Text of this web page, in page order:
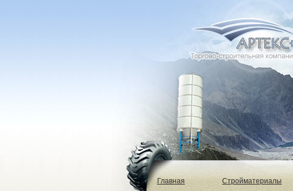
Главная Стройматериалы